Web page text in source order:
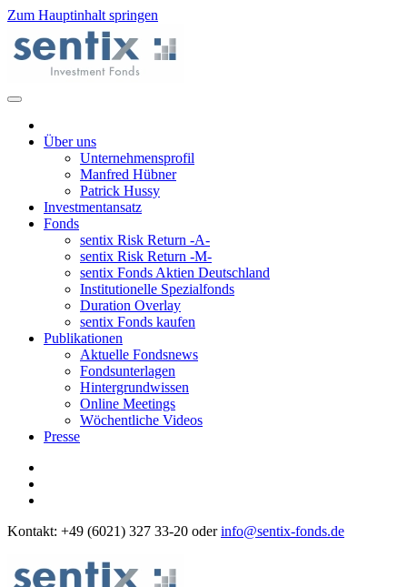
Zum Hauptinhalt springen
Über uns
Unternehmensprofil
Manfred Hübner
Patrick Hussy
Investmentansatz
Fonds
sentix Risk Return -A-
sentix Risk Return -M-
sentix Fonds Aktien Deutschland
Institutionelle Spezialfonds
Duration Overlay
sentix Fonds kaufen
Publikationen
Aktuelle Fondsnews
Fondsunterlagen
Hintergrundwissen
Online Meetings
Wöchentliche Videos
Presse
Kontakt: +49 (6021) 327 33-20 oderinfo@sentix-fonds.de